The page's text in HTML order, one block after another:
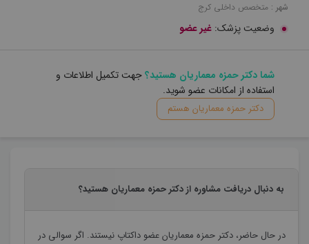
شهر : متخصص داخلی کرج
وضعیت پزشک: غیر عضو
شما دکتر حمزه معماریان هستید؟جهت تکمیل اطلاعات و
استفاده از امکانات عضو شوید.
دکتر حمزه معماریان هستم
به دنبال دریافت مشاوره از دکتر حمزه معماریان هستید؟
در حال حاضر،دکتر حمزه معماریانعضو داکتاپ نیستند. اگر سوالی در